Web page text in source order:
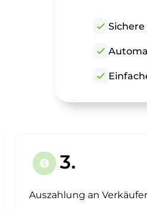
check
check
check
paid 3.
Auszahlung an Verkäufer